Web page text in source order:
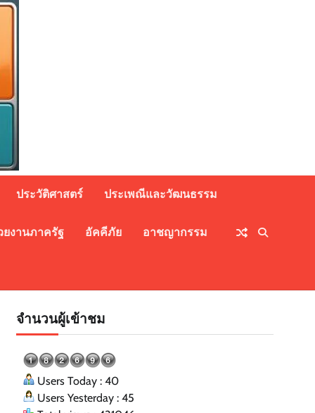
ประวัติศาสตร์ ประเพณีและวัฒนธรรม
งานภาครัฐ อัคคีภัย อาชญากรรม
จำนวนผู้เข้าชม
Users Today : 40
Users Yesterday : 45